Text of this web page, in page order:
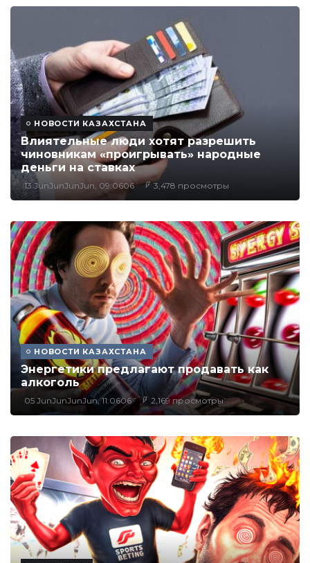
НОВОСТИ КАЗАХСТАНА
Влиятельные люди хотят разрешить
чиновникам «проигрывать» народные
деньги на ставках
13 JunJunJunJun, 09:0606 3,478 просмотры
НОВОСТИ КАЗАХСТАНА
Энергетики предлагают продавать как
алкоголь
05 JunJunJunJun, 11:0606 2,169 просмотры